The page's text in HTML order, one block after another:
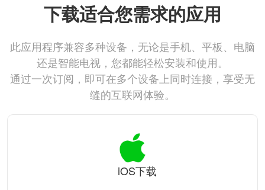
下载适合您需求的应用
此应用程序兼容多种设备，无论是手机、平板、电脑
还是智能电视，您都能轻松安装和使用。
通过一次订阅，即可在多个设备上同时连接，享受无
缝的互联网体验。
iOS下载